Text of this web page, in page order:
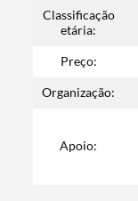
Classificação
etária:
Preço:
Organização:
Apoio: